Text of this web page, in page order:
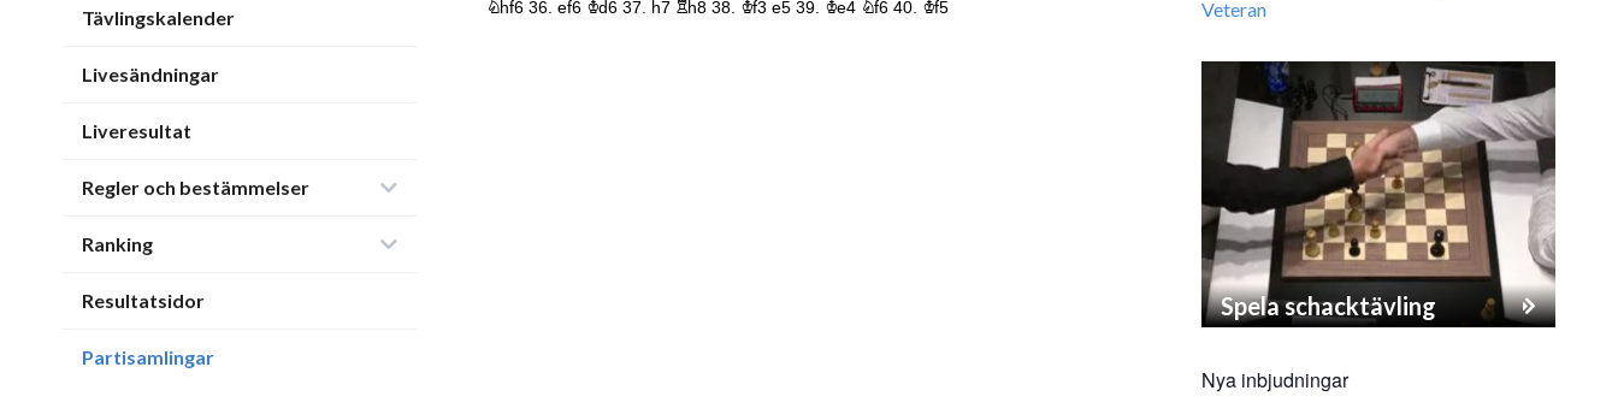
Tävlingskalender
Livesändningar
Liveresultat
Regler och bestämmelser
Ranking
Resultatsidor
Partisamlingar
Veteran
Spela schacktävling
Nya inbjudningar